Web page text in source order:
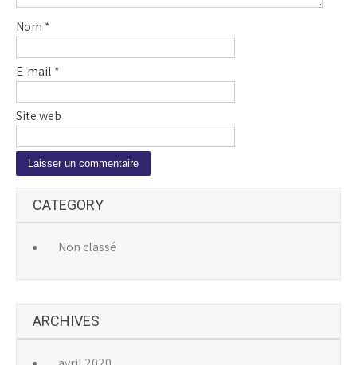
Nom *
E-mail *
Site web
t
i
CATEGORY
Non classé
ARCHIVES